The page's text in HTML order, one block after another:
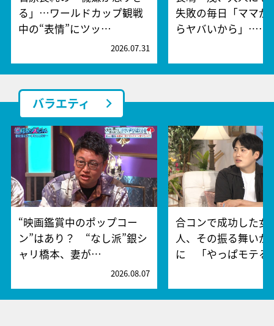
る」…ワールドカップ観戦
中の“表情”にツッ…
2026.07.31
失敗の毎日「ママが
らヤバいから」……
バラエティ
“映画鑑賞中のポップコー
ン”はあり？ “なし派”銀シ
ャリ橋本、妻が…
2026.08.07
合コンで成功した女
人、その振る舞いが
に 「やっぱモテ